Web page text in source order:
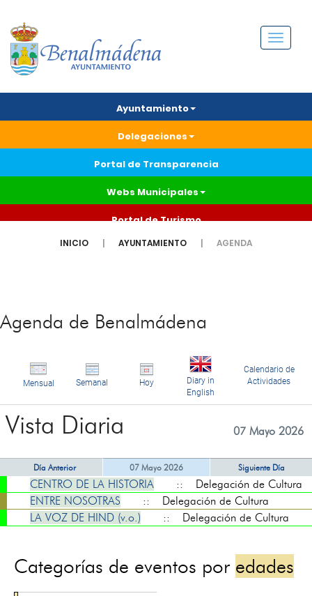
Menú
Ayuntamiento
Delegaciones
Portal de Transparencia
Webs Municipales
Portal de Turismo
INICIO AYUNTAMIENTO AGENDA
Agenda de Benalmádena
Mensual Semanal Hoy
Diary in
English
Calendario de
Actividades
Vista Diaria 07 Mayo 2026
Día Anterior 07 Mayo 2026 Siguiente Día
CENTRO DE LA HISTORIA
:: Delegación de Cultura
ENTRE NOSOTRAS
:: Delegación de Cultura
LA VOZ DE HIND (v.o.)
:: Delegación de Cultura
Categorías de eventos por edades